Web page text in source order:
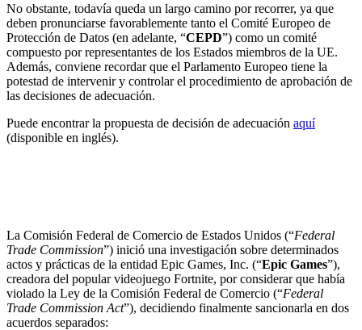
No obstante, todavía queda un largo camino por recorrer, ya que
deben pronunciarse favorablemente tanto el Comité Europeo de
Protección de Datos (en adelante, “CEPD”) como un comité
compuesto por representantes de los Estados miembros de la UE.
Además, conviene recordar que el Parlamento Europeo tiene la
potestad de intervenir y controlar el procedimiento de aprobación de
las decisiones de adecuación.
Puede encontrar la propuesta de decisión de adecuación aquí
(disponible en inglés).
La Comisión Federal de Comercio de Estados Unidos (“Federal
Trade Commission”) inició una investigación sobre determinados
actos y prácticas de la entidad Epic Games, Inc. (“Epic Games”),
creadora del popular videojuego Fortnite, por considerar que había
violado la Ley de la Comisión Federal de Comercio (“Federal
Trade Commission Act”), decidiendo finalmente sancionarla en dos
acuerdos separados: